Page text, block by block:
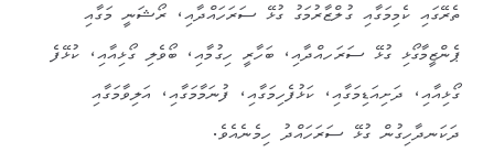
ތެރޭގައި ކެމިމަގާއި ގުލްޒާރުމަގު ގުޅޭ ސަރަހައްދާއި، ރޯޝަނީ މަގާއި
ޕެންޒީމާގޯޅި ގުޅޭ ސަރަހއްދާއި، ބަހާރީ ހިގުމާއި، ބޯވެލި ގޯޅިއާއި، ކުޅޭފެ
ގޯޅިއާއި، ދަށިއަޑިމަގާއި، ކަޅުފެހިމަގާއި، ފުނަމާމަގާއި، އަލިވާމަގާއި
ދަކަނދާހިގުން ގުޅޭ ސަރަހައްދު ހިމެނެއެވެ.